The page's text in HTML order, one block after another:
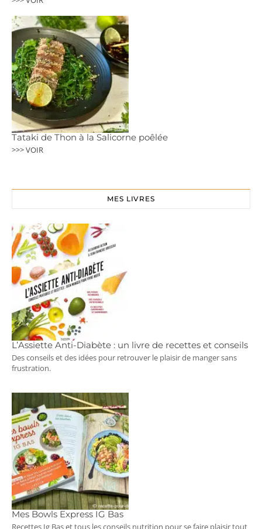
Tataki de Thon à la Salicorne poêlée
>>> VOIR
MES LIVRES
L’Assiette Anti-Diabète : un livre de recettes et conseils
Des conseils et des idées pour retrouver le plaisir de manger sans
frustration.
Mes Bowls Express IG Bas
Recettes Ig Bas et tous les conseils nutrition pour se faire plaisir tout